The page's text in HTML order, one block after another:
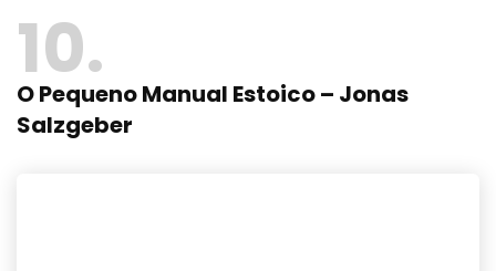
10
O Pequeno Manual Estoico – Jonas
Salzgeber